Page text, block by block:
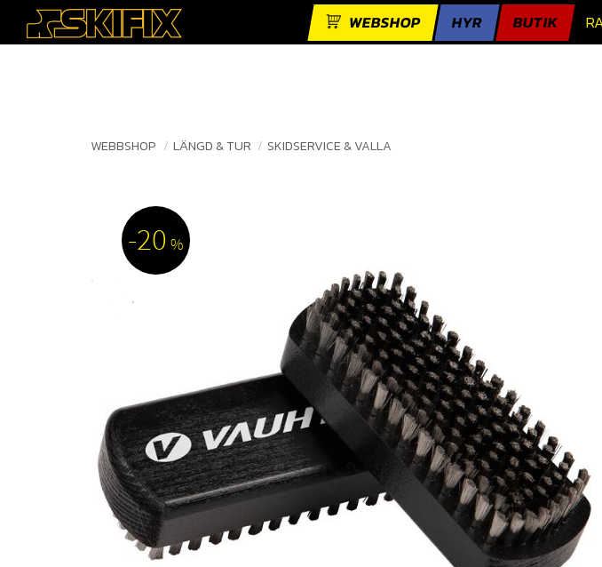
WEBSHOP HYR BUTIK
WEBBSHOP LÄNGD & TUR SKIDSERVICE & VALLA
20 %